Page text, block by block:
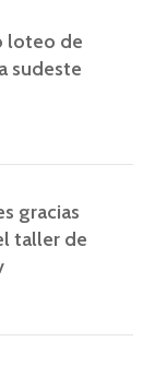
loteo de
sudeste
gracias
taller de